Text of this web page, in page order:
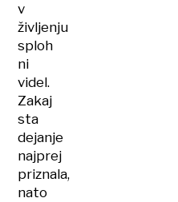
v
življenju
sploh
ni
videl.
Zakaj
sta
dejanje
najprej
priznala,
nato